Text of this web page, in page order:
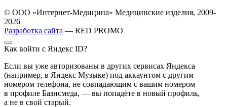
© ООО «Интернет-Медицина» Медицинские изделия, 2009-
2026
Разработка сайта — RED PROMO
Как войти с Яндекс ID?
Если вы уже авторизованы в других сервисах Яндекса
(например, в Яндекс Музыке) под аккаунтом с другим
номером телефона, не совпадающим с вашим номером
в профиле Базисмеда, — вы попадёте в новый профиль,
а не в свой старый.